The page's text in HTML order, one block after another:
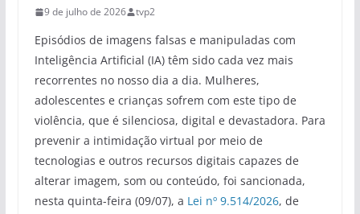
9 de julho de 2026 tvp2
Episódios de imagens falsas e manipuladas com
Inteligência Artificial (IA) têm sido cada vez mais
recorrentes no nosso dia a dia. Mulheres,
adolescentes e crianças sofrem com este tipo de
violência, que é silenciosa, digital e devastadora. Para
prevenir a intimidação virtual por meio de
tecnologias e outros recursos digitais capazes de
alterar imagem, som ou conteúdo, foi sancionada,
nesta quinta-feira (09/07), a Lei nº 9.514/2026, de